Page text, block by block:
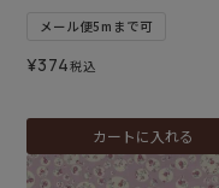
メール便5mまで可
¥374税込
カートに入れる